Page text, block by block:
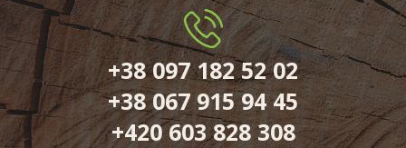
+38 097 182 52 02
+38 067 915 94 45
+420 603 828 308